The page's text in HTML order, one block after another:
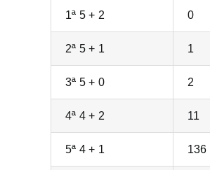
1ª 5 + 2 0
2ª 5 + 1 1
3ª 5 + 0 2
4ª 4 + 2 11
5ª 4 + 1 136